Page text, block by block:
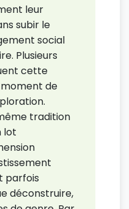
leur
subir le
social
Plusieurs
cette
de
tradition
lot
parfois
déconstruire,